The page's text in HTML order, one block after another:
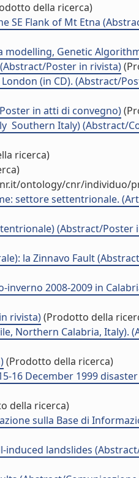
della ricerca)
SE Flank of Mt Etna
Genetic
Poster in rivista)
(in CD). (Abstract/
in atti di convegno)
Southern Italy)
ricerca)
ontology/cnr/individuo/
settore settentrionale.
(Abstract/Poster
la Zinnavo Fault
2008-2009 in
rivista)(Prodotto della
Northern Calabria, Italy).
(Prodotto della ricerca)
December 1999
della ricerca)
sulla Base di
landslides